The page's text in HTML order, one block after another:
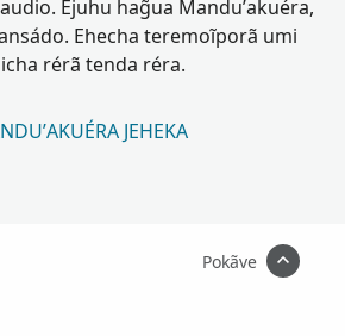
Ejuhu hag̃ua Mandu’akuéra,
Ehecha teremoĩporã umi
rérã tenda réra.
JEHEKA
Pokãve